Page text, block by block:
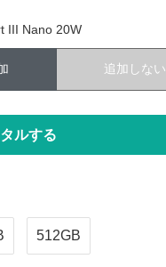
III Nano 20W
追加しない
512GB